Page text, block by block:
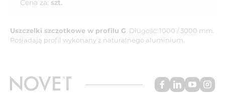
Cena za: szt.
Uszczelki szczotkowe w profilu G . Długość: 1000 / 3000 mm.
Posiadają profil wykonany z naturalnego aluminium.